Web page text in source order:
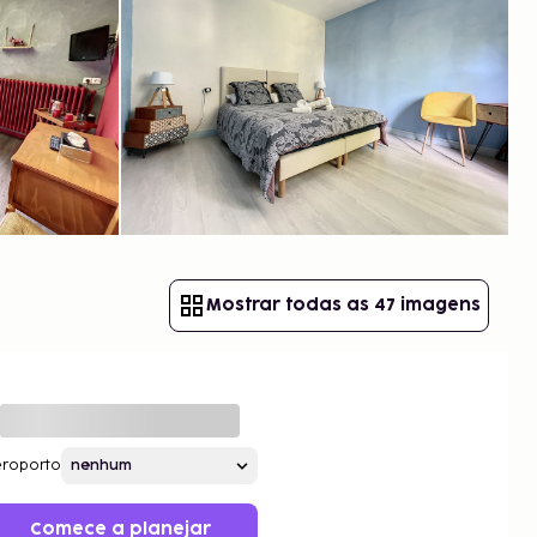
Mostrar todas as 47 imagens
Comece a planejar